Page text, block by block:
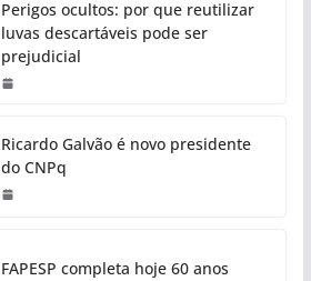
Perigos ocultos: por que reutilizar
luvas descartáveis pode ser
prejudicial
Ricardo Galvão é novo presidente
do CNPq
FAPESP completa hoje 60 anos